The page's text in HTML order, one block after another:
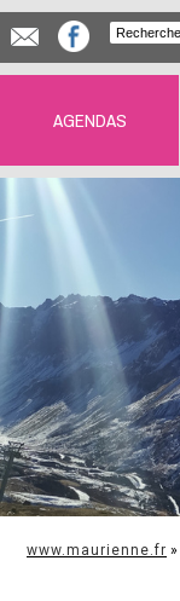
AGENDAS
www.maurienne.fr »